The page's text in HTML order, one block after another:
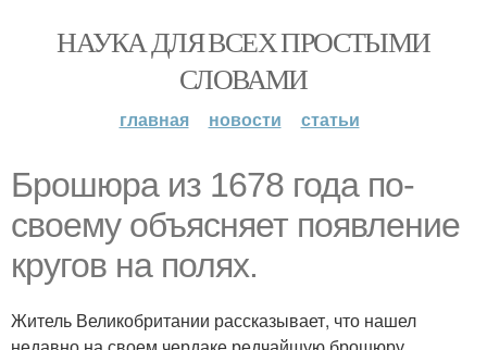
НАУКА ДЛЯ ВСЕХ ПРОСТЫМИ
СЛОВАМИ
главная новости статьи
Брошюра из 1678 года по-
своему объясняет появление
кругов на полях.
Житель Великобритании рассказывает, что нашел